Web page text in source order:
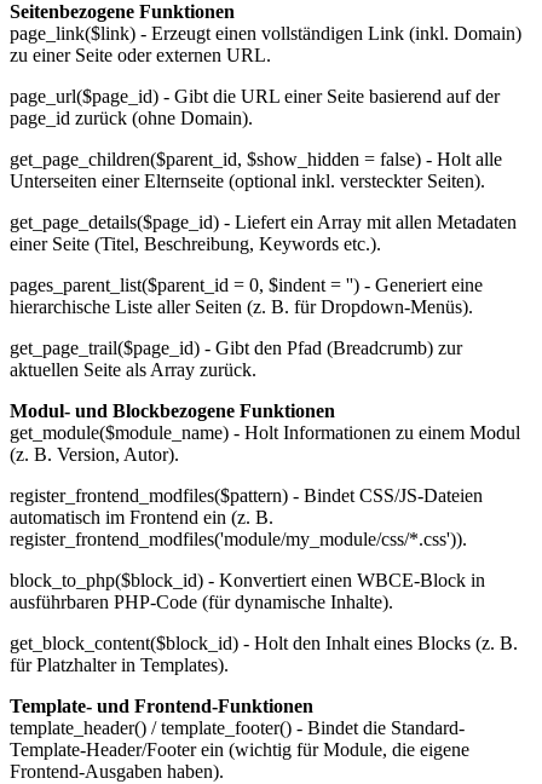
Seitenbezogene Funktionen
page_link($link) - Erzeugt einen vollständigen Link (inkl. Domain)
zu einer Seite oder externen URL.
page_url($page_id) - Gibt die URL einer Seite basierend auf der
page_id zurück (ohne Domain).
get_page_children($parent_id, $show_hidden = false) - Holt alle
Unterseiten einer Elternseite (optional inkl. versteckter Seiten).
get_page_details($page_id) - Liefert ein Array mit allen Metadaten
einer Seite (Titel, Beschreibung, Keywords etc.).
pages_parent_list($parent_id = 0, $indent = '') - Generiert eine
hierarchische Liste aller Seiten (z. B. für Dropdown-Menüs).
get_page_trail($page_id) - Gibt den Pfad (Breadcrumb) zur
aktuellen Seite als Array zurück.
Modul- und Blockbezogene Funktionen
get_module($module_name) - Holt Informationen zu einem Modul
(z. B. Version, Autor).
register_frontend_modfiles($pattern) - Bindet CSS/JS-Dateien
automatisch im Frontend ein (z. B.
register_frontend_modfiles('module/my_module/css/*.css')).
block_to_php($block_id) - Konvertiert einen WBCE-Block in
ausführbaren PHP-Code (für dynamische Inhalte).
get_block_content($block_id) - Holt den Inhalt eines Blocks (z. B.
für Platzhalter in Templates).
Template- und Frontend-Funktionen
template_header() / template_footer() - Bindet die Standard-
Template-Header/Footer ein (wichtig für Module, die eigene
Frontend-Ausgaben haben).